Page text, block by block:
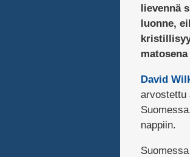
lievennä
luonne,
David
arvostettu
nappiin.